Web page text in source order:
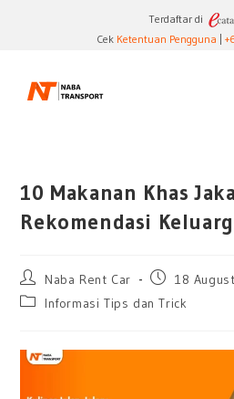
Terdaftar di
CekKetentuan Pengguna
10 Makanan Khas
Rekomendasi
Naba Rent Car
18
Informasi Tips dan Trick